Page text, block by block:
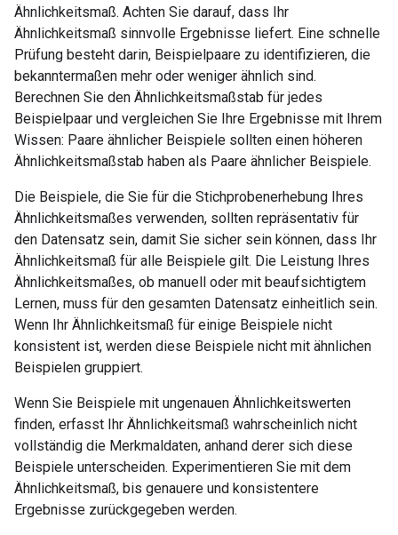
Ähnlichkeitsmaß. Achten Sie darauf, dass Ihr
Ähnlichkeitsmaß sinnvolle Ergebnisse liefert. Eine schnelle
Prüfung besteht darin, Beispielpaare zu identifizieren, die
bekanntermaßen mehr oder weniger ähnlich sind.
Berechnen Sie den Ähnlichkeitsmaßstab für jedes
Beispielpaar und vergleichen Sie Ihre Ergebnisse mit Ihrem
Wissen: Paare ähnlicher Beispiele sollten einen höheren
Ähnlichkeitsmaßstab haben als Paare ähnlicher Beispiele.
Die Beispiele, die Sie für die Stichprobenerhebung Ihres
Ähnlichkeitsmaßes verwenden, sollten repräsentativ für
den Datensatz sein, damit Sie sicher sein können, dass Ihr
Ähnlichkeitsmaß für alle Beispiele gilt. Die Leistung Ihres
Ähnlichkeitsmaßes, ob manuell oder mit beaufsichtigtem
Lernen, muss für den gesamten Datensatz einheitlich sein.
Wenn Ihr Ähnlichkeitsmaß für einige Beispiele nicht
konsistent ist, werden diese Beispiele nicht mit ähnlichen
Beispielen gruppiert.
Wenn Sie Beispiele mit ungenauen Ähnlichkeitswerten
finden, erfasst Ihr Ähnlichkeitsmaß wahrscheinlich nicht
vollständig die Merkmaldaten, anhand derer sich diese
Beispiele unterscheiden. Experimentieren Sie mit dem
Ähnlichkeitsmaß, bis genauere und konsistentere
Ergebnisse zurückgegeben werden.